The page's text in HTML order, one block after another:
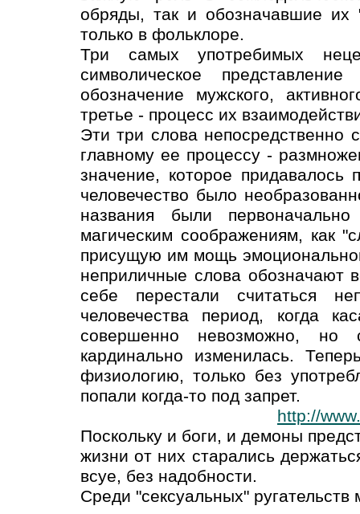
обряды, так и обозначавшие их
только в фольклоре.
Три самых употребимых
символическое
обозначение мужского,
третье - процесс их
Эти три слова непосредственно
главному ее процессу -
значение, которое придавалось
человечество было
названия были
магическим соображениям, как
присущую им мощь
неприличные слова обозначают
себе перестали считаться
человечества период, когда
совершенно невозможно, но
кардинально изменилась.
физиологию, только без
попали когда-то под запрет.
http://
Поскольку и боги, и демоны
жизни от них старались
всуе, без надобности.
Среди "сексуальных"